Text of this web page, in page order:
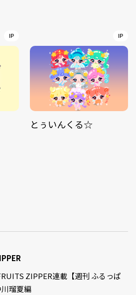
IP IP
とぅいんくる☆
ZIPPER連載【週刊 ふるっぱ
瑠夏編